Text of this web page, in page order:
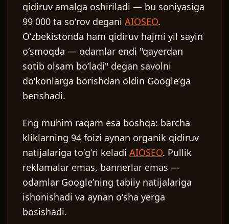
qidiruv amalga oshiriladi — bu soniyasiga
99 000 ta soʻrov deganiAIOSEO.
Oʻzbekistonda ham qidiruv hajmi yil sayin
oʻsmoqda — odamlar endi "qayerdan
sotib olsam boʻladi" degan savolni
doʻkonlarga borishdan oldin Googleʼga
berishadi.
Eng muhim raqam esa boshqa: barcha
kliklarning 94 foizi aynan organik qidiruv
natijalariga toʻgʻri keladiAIOSEO. Pullik
reklamalar emas, bannerlar emas —
odamlar Googleʼning tabiiy natijalariga
ishonishadi va aynan oʻsha yerga
bosishadi.